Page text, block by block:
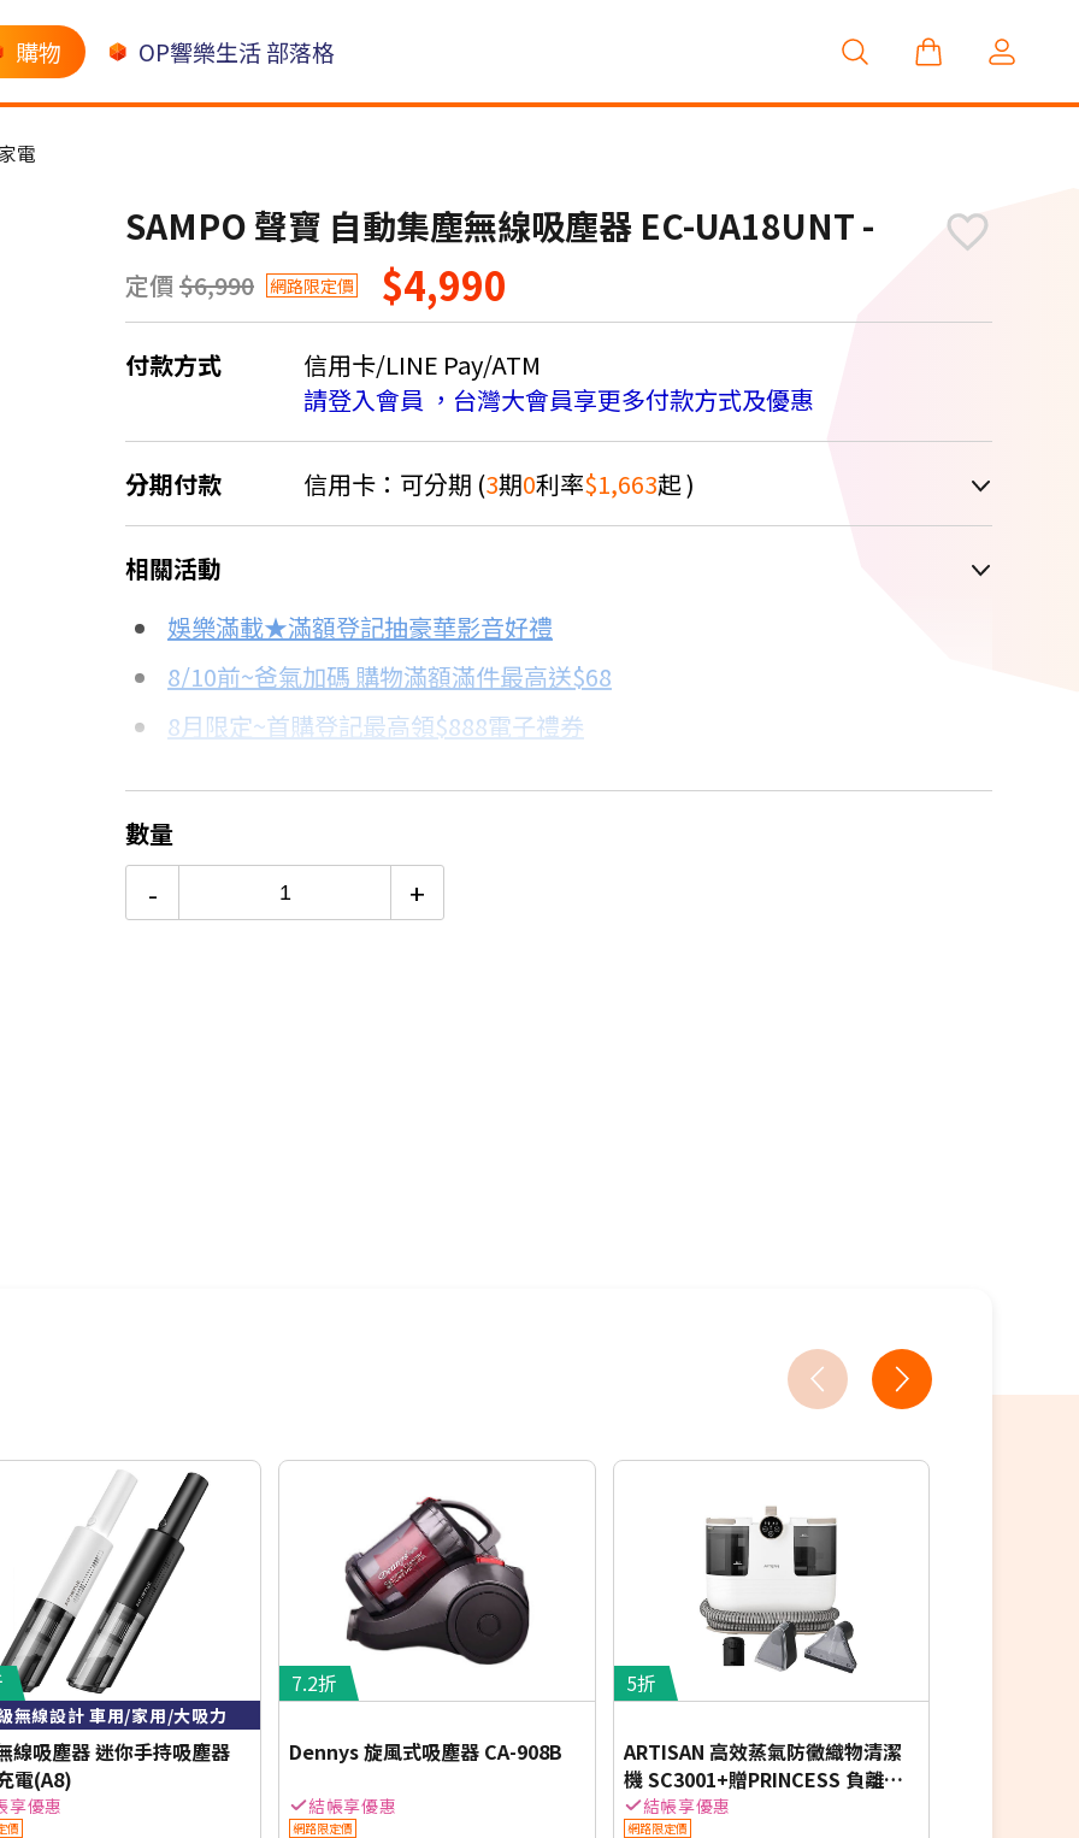
購物 OP響樂生活 部落格
電
SAMPO 聲寶 自動集塵無線吸塵器 EC-UA18UNT -
定價 $6,990 網路限定價 $4,990
付款方式
信用卡/LINE Pay/ATM
請登入會員 ，台灣大會員享更多付款方式及優惠
分期付款 信用卡：可分期 (3期0利率$1,663起 )
＊實際可分期數、適用利率，請以購物車顯示為主
信用卡分期
分期數
3期 0利率
每期金額
$1,663
$444
配合銀行/業者
18家銀行/業者
相關活動
娛樂滿載★滿額登記抽豪華影音好禮
8/10前~爸氣加碼 購物滿額滿件最高送$68
8月限定~首購登記最高領$888電子禮券
更多信用卡分期0利率滿額享回饋
數量
- +
無線設計 車用/家用/大吸力
線吸塵器 迷你手持吸塵器
電(A8)
享優惠
價
7.2折
Dennys 旋風式吸塵器 CA-908B
結帳享優惠
網路限定價
5折
ARTISAN 高效蒸氣防黴織物清潔
機 SC3001+贈PRINCESS 負離子
電動按摩梳
結帳享優惠
網路限定價